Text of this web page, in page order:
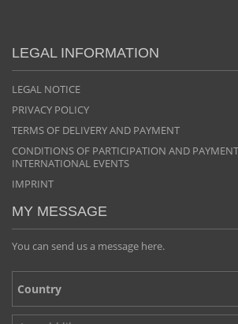
LEGAL INFORMATION
LEGAL NOTICE
PRIVACY POLICY
TERMS OF DELIVERY AND PAYMENT
CONDITIONS OF PARTICIPATION AND
INTERNATIONAL EVENTS
IMPRINT
MY MESSAGE
You can send us a message here.